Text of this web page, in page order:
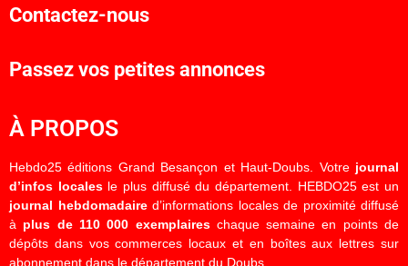
Contactez-nous
Passez vos petites annonces
À PROPOS
Hebdo25 éditions Grand Besançon et Haut-Doubs. Votre journal
d’infos localesle plus diffusé du département. HEBDO25 est un
journal hebdomadaired’informations locales de proximité diffusé
à plus de 110 000 exemplaireschaque semaine en points de
dépôts dans vos commerces locaux et en boîtes aux lettres sur
abonnement dans le département du Doubs.